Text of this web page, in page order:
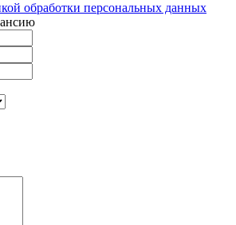
обработки персональных данных